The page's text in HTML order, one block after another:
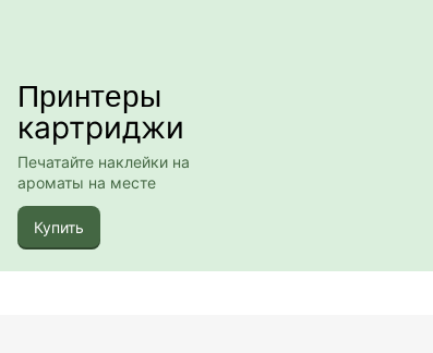
Принтеры
картриджи
Печатайте наклейки на
ароматы на месте
Купить